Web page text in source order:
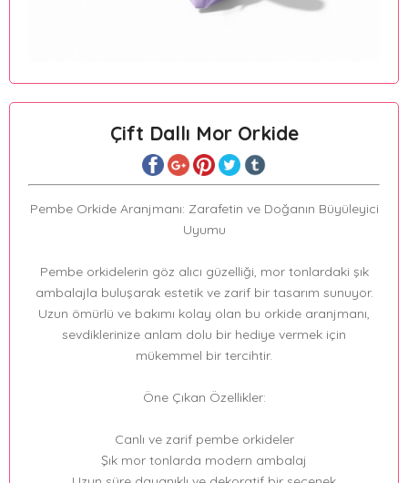
Çift Dallı Mor Orkide
Pembe Orkide Aranjmanı: Zarafetin ve Doğanın Büyüleyici
Uyumu
Pembe orkidelerin göz alıcı güzelliği, mor tonlardaki şık
ambalajla buluşarak estetik ve zarif bir tasarım sunuyor.
Uzun ömürlü ve bakımı kolay olan bu orkide aranjmanı,
sevdiklerinize anlam dolu bir hediye vermek için
mükemmel bir tercihtir.
Öne Çıkan Özellikler:
Canlı ve zarif pembe orkideler
Şık mor tonlarda modern ambalaj